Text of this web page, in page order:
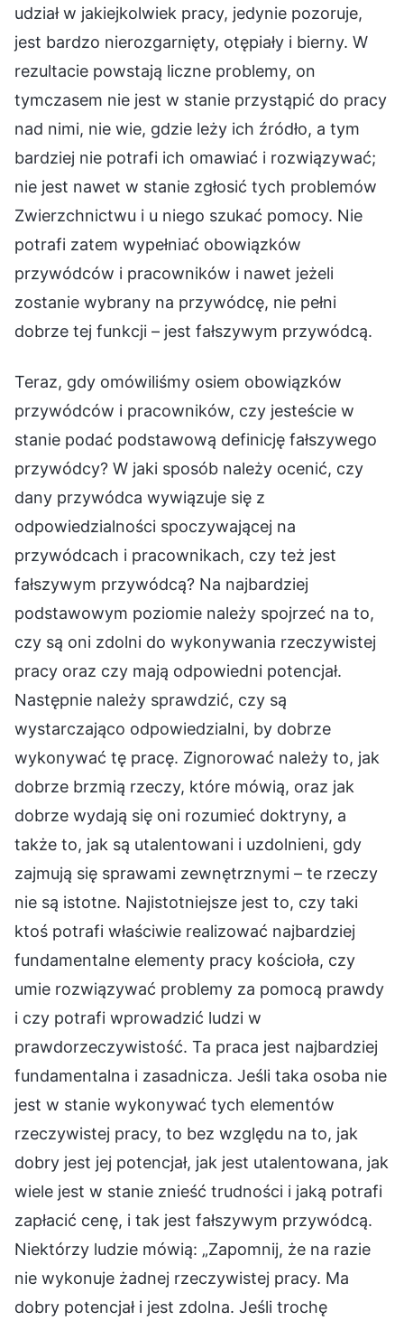
udział w jakiejkolwiek pracy, jedynie pozoruje,
jest bardzo nierozgarnięty, otępiały i bierny. W
rezultacie powstają liczne problemy, on
tymczasem nie jest w stanie przystąpić do pracy
nad nimi, nie wie, gdzie leży ich źródło, a tym
bardziej nie potrafi ich omawiać i rozwiązywać;
nie jest nawet w stanie zgłosić tych problemów
Zwierzchnictwu i u niego szukać pomocy. Nie
potrafi zatem wypełniać obowiązków
przywódców i pracowników i nawet jeżeli
zostanie wybrany na przywódcę, nie pełni
dobrze tej funkcji – jest fałszywym przywódcą.
Teraz, gdy omówiliśmy osiem obowiązków
przywódców i pracowników, czy jesteście w
stanie podać podstawową definicję fałszywego
przywódcy? W jaki sposób należy ocenić, czy
dany przywódca wywiązuje się z
odpowiedzialności spoczywającej na
przywódcach i pracownikach, czy też jest
fałszywym przywódcą? Na najbardziej
podstawowym poziomie należy spojrzeć na to,
czy są oni zdolni do wykonywania rzeczywistej
pracy oraz czy mają odpowiedni potencjał.
Następnie należy sprawdzić, czy są
wystarczająco odpowiedzialni, by dobrze
wykonywać tę pracę. Zignorować należy to, jak
dobrze brzmią rzeczy, które mówią, oraz jak
dobrze wydają się oni rozumieć doktryny, a
także to, jak są utalentowani i uzdolnieni, gdy
zajmują się sprawami zewnętrznymi – te rzeczy
nie są istotne. Najistotniejsze jest to, czy taki
ktoś potrafi właściwie realizować najbardziej
fundamentalne elementy pracy kościoła, czy
umie rozwiązywać problemy za pomocą prawdy
i czy potrafi wprowadzić ludzi w
prawdorzeczywistość. Ta praca jest najbardziej
fundamentalna i zasadnicza. Jeśli taka osoba nie
jest w stanie wykonywać tych elementów
rzeczywistej pracy, to bez względu na to, jak
dobry jest jej potencjał, jak jest utalentowana, jak
wiele jest w stanie znieść trudności i jaką potrafi
zapłacić cenę, i tak jest fałszywym przywódcą.
Niektórzy ludzie mówią: „Zapomnij, że na razie
nie wykonuje żadnej rzeczywistej pracy. Ma
dobry potencjał i jest zdolna. Jeśli trochę